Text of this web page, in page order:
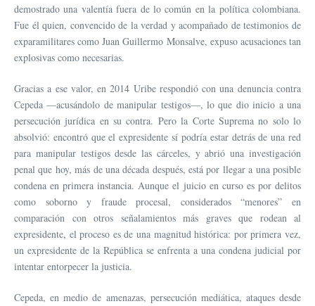
demostrado una valentía fuera de lo común en la política colombiana.
Fue él quien, convencido de la verdad y acompañado de testimonios de
exparamilitares como Juan Guillermo Monsalve, expuso acusaciones tan
explosivas como necesarias.
Gracias a ese valor, en 2014 Uribe respondió con una denuncia contra
Cepeda —acusándolo de manipular testigos—, lo que dio inicio a una
persecución jurídica en su contra. Pero la Corte Suprema no solo lo
absolvió: encontró que el expresidente sí podría estar detrás de una red
para manipular testigos desde las cárceles, y abrió una investigación
penal que hoy, más de una década después, está por llegar a una posible
condena en primera instancia. Aunque el juicio en curso es por delitos
como soborno y fraude procesal, considerados “menores” en
comparación con otros señalamientos más graves que rodean al
expresidente, el proceso es de una magnitud histórica: por primera vez,
un expresidente de la República se enfrenta a una condena judicial por
intentar entorpecer la justicia.
Cepeda, en medio de amenazas, persecución mediática, ataques desde